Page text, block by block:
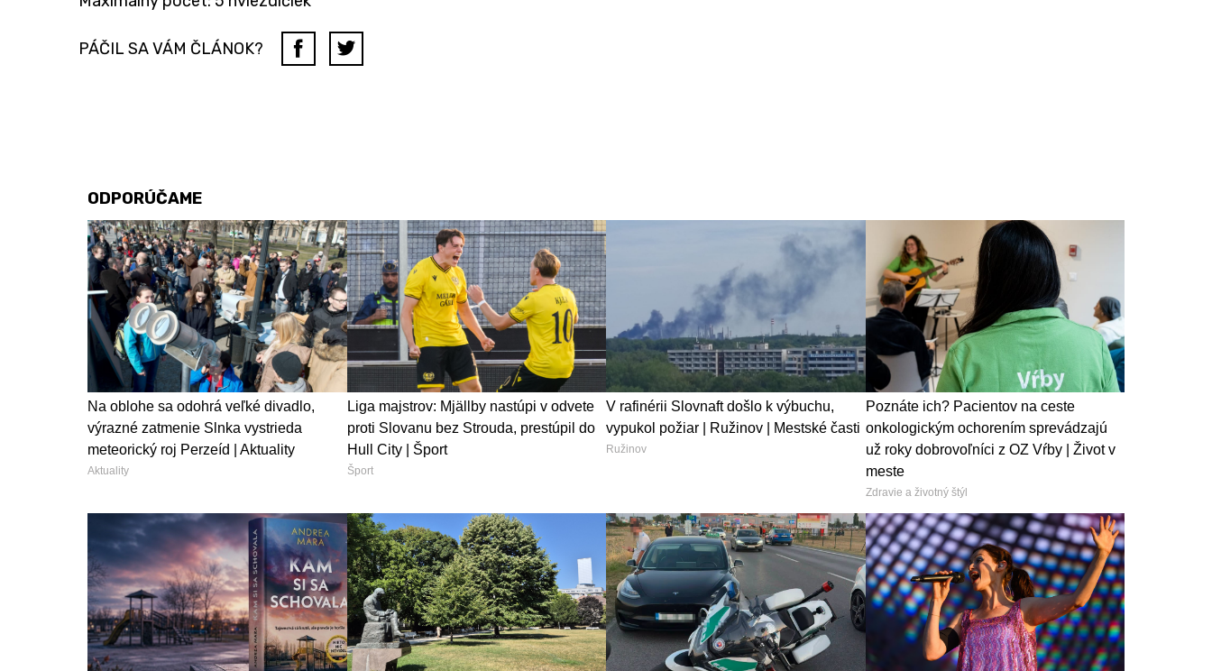
PÁČIL SA VÁM ČLÁNOK?
ODPORÚČAME
Na oblohe sa odohrá veľké divadlo,
výrazné zatmenie Slnka vystrieda
meteorický roj Perzeíd | Aktuality
Aktuality
Liga majstrov: Mjällby nastúpi v odvete
proti Slovanu bez Strouda, prestúpil do
Hull City | Šport
Šport
V rafinérii Slovnaft došlo k výbuchu,
vypukol požiar | Ružinov | Mestské časti
Ružinov
Poznáte ich? Pacientov na ceste
onkologickým ochorením sprevádzajú
už roky dobrovoľníci z OZ Vŕby | Život v
meste
Zdravie a životný štýl